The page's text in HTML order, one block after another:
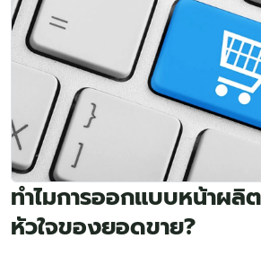
ทำไมการออกแบบหน้าผ
หัวใจของยอดขาย?